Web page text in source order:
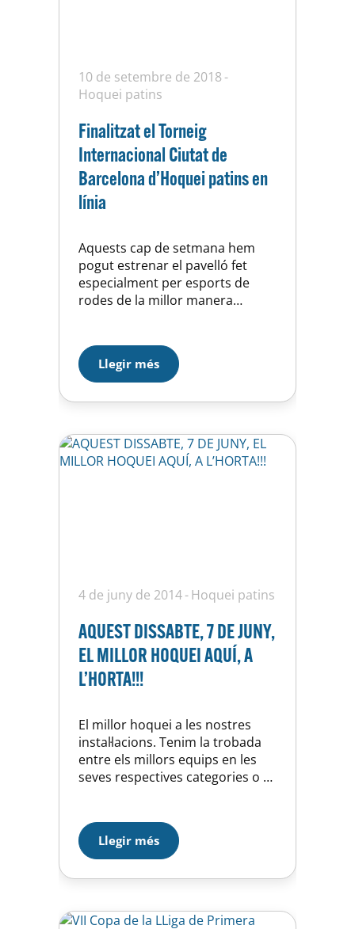
10 de setembre de 2018
Hoquei patins
Finalitzat el Torneig
Internacional Ciutat de
Barcelona d’Hoquei patins en
línia
Aquests cap de setmana hem
pogut estrenar el pavelló fet
especialment per esports de
rodes de la millor manera
Barcelona d’Hoquei patins en
línia. Durant dos dies hem
pogut gaudir de vuit clubs
internacionals del més alt
disputades avui, els guanyadors
han estat els Cent…
Llegir més
4 de juny de 2014 Hoquei patins
AQUEST DISSABTE, 7 DE JUNY,
EL MILLOR HOQUEI AQUÍ, A
L’HORTA!!!
El millor hoquei a les nostres
instal·lacions. Tenim la trobada
entre els millors equips en les
seves respectives categories o el
categories presents són Primera
Catalana Masculina , Nacional
Catalana Femenina, Primera
Catalana Femenina i Segona
que formen part…
Llegir més